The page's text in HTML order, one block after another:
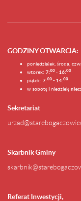
GODZINY OTWARCIA:
poniedziałek, środa,
wtorek: 7:00 - 16:00
piątek: 7:00 - 14:00
w sobotę i niedzielę
Sekretariat
Skarbnik Gminy
Referat Inwestycji,